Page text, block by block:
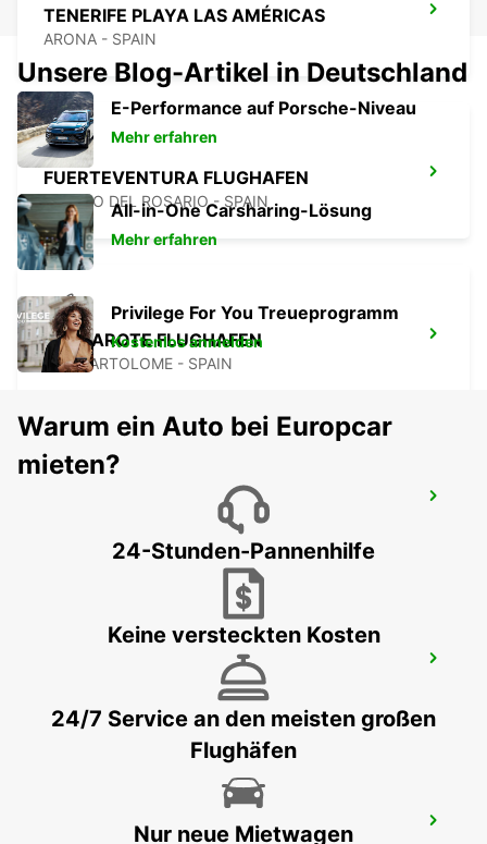
TENERIFE PLAYA LAS AMÉRICAS
ARONA - SPAIN
FUERTEVENTURA FLUGHAFEN
PUERTO DEL ROSARIO - SPAIN
LANZAROTE FLUGHAFEN
SAN BARTOLOME - SPAIN
LA PALMA FLUGHAFEN
EL HIERRO FLUGHAFEN
VILLA DE VALVERDE - SPAIN
FUNCHAL STADTZENTRUM
Unsere Blog-Artikel in Deutschland
E-Performance auf Porsche-Niveau
Mehr erfahren
All-in-One Carsharing-Lösung
Mehr erfahren
Privilege For You Treueprogramm
Kostenlos anmelden
Warum ein Auto bei Europcar
mieten?
24-Stunden-Pannenhilfe
Keine versteckten Kosten
24/7 Service an den meisten großen
Flughäfen
Nur neue Mietwagen